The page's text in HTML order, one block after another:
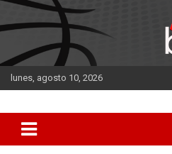
Saltar
al
contenido
lunes, agosto 10, 2026
DATA Basquet